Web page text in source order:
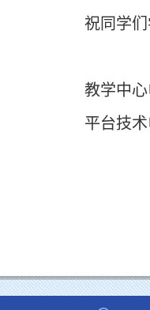
祝 同学们
教学中
平台技术